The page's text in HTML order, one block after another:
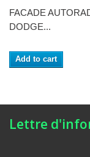
FACADE
DODGE...
Add to cart
Lettre